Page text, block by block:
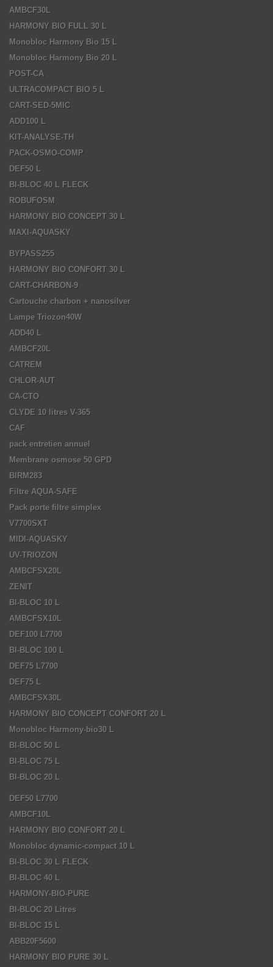
AMBCF30L
HARMONY BIO FULL 30 L
Monobloc Harmony Bio 15 L
Monobloc Harmony Bio 20 L
POST-CA
ULTRACOMPACT BIO 5 L
CART-SED-5MIC
ADD100 L
KIT-ANALYSE-TH
PACK-OSMO-COMP
DEF50 L
BI-BLOC 40 L FLECK
ROBUFOSM
HARMONY BIO CONCEPT 30 L
MAXI-AQUASKY
BYPASS255
HARMONY BIO CONFORT 30 L
CART-CHARBON-9
Cartouche charbon + nanosilver
Lampe Triozon40W
ADD40 L
AMBCF20L
CATREM
CHLOR-AUT
CA-CTO
CLYDE 10 litres V-365
CAF
pack entretien annuel
Membrane osmose 50 GPD
BIRM283
Filtre AQUA-SAFE
Pack porte filtre simplex
V7700SXT
MIDI-AQUASKY
UV-TRIOZON
AMBCFSX20L
ZENIT
BI-BLOC 10 L
AMBCFSX10L
DEF100 L7700
BI-BLOC 100 L
DEF75 L7700
DEF75 L
AMBCFSX30L
HARMONY BIO CONCEPT CONFORT 20 L
Monobloc Harmony-bio30 L
BI-BLOC 50 L
BI-BLOC 75 L
BI-BLOC 20 L
DEF50 L7700
AMBCF10L
HARMONY BIO CONFORT 20 L
Monobloc dynamic-compact 10 L
BI-BLOC 30 L FLECK
BI-BLOC 40 L
HARMONY-BIO-PURE
BI-BLOC 20 Litres
BI-BLOC 15 L
ABB20F5600
HARMONY BIO PURE 30 L